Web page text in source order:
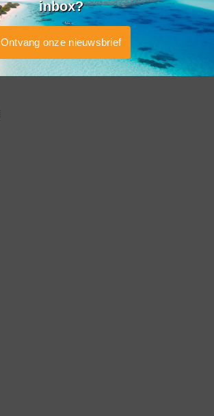
inbox?
Ontvang onze nieuwsbrief